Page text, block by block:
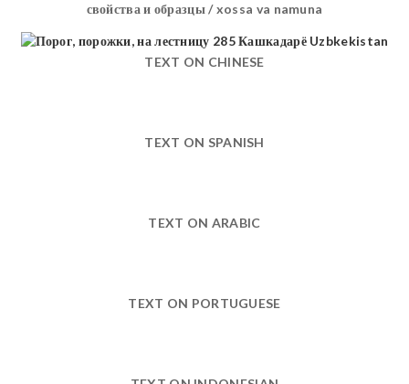
свойства и образцы / xossa va namuna
TEXT ON CHINESE
TEXT ON SPANISH
TEXT ON ARABIC
TEXT ON PORTUGUESE